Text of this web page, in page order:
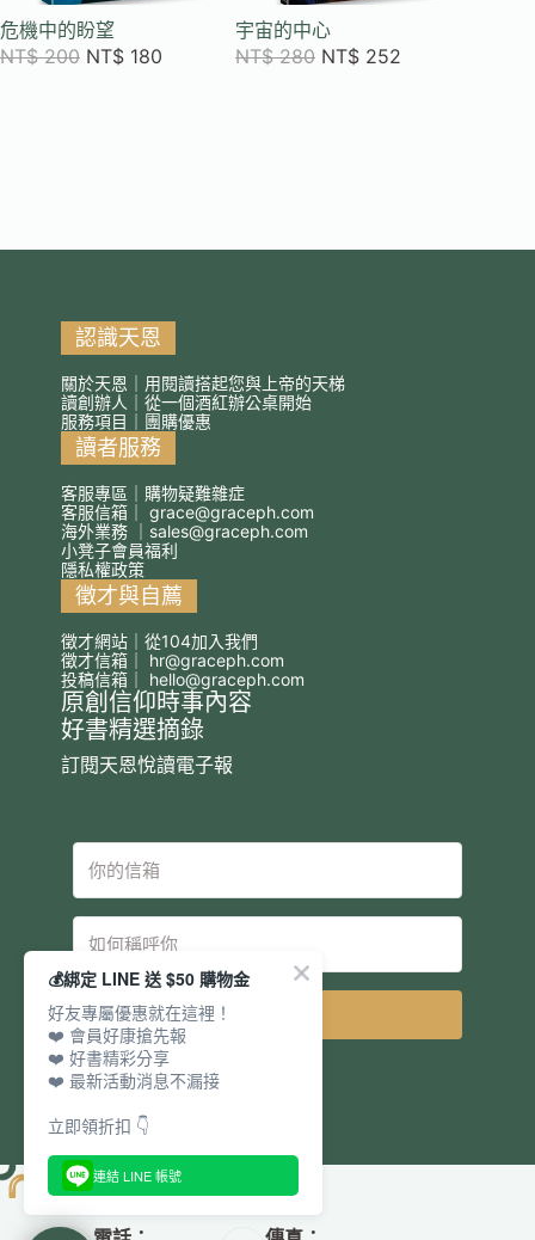
危機中的盼望
NT$200 NT$ 180
宇宙的中心
NT$280 NT$ 252
認識天恩
關於天恩｜用閱讀搭起您與上帝的天梯
讀創辦人｜從一個酒紅辦公桌開始
服務項目｜團購優惠
讀者服務
客服專區｜購物疑難雜症
客服信箱｜ grace@graceph.com
海外業務 ｜ sales@graceph.com
小凳子會員福利
隱私權政策
徵才與自薦
徵才網站｜從104加入我們
徵才信箱｜ hr@graceph.com
投稿信箱｜ hello@graceph.com
原創信仰時事內容
好書精選摘錄
訂閱天恩悅讀電子報
💰綁定 LINE 送 $50 購物金
好友專屬優惠就在這裡！
❤️ 會員好康搶先報
❤️ 好書精彩分享
❤️ 最新活動消息不漏接
立即領折扣 👇
連結 LINE 帳號